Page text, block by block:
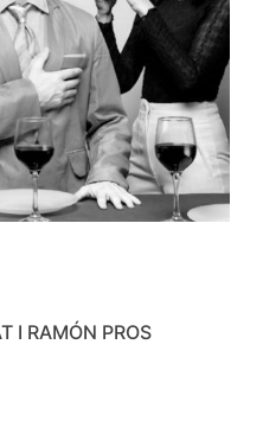
I RAMÓN PROS